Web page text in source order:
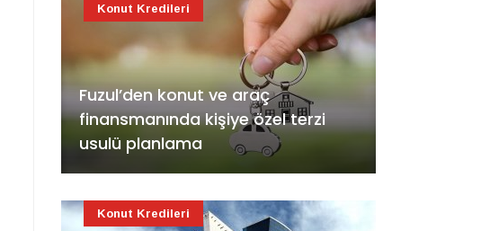
Fuzul’den konut ve araç
finansmanında kişiye özel terzi
usulü planlama
Konut Kredileri
Konut Kredileri